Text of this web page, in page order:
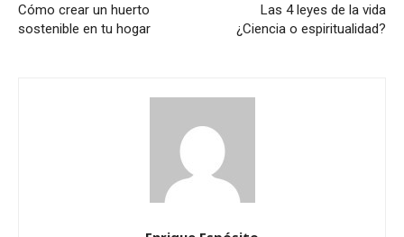
Cómo crear un huerto
sostenible en tu hogar
Las 4 leyes de la vida
¿Ciencia o espiritualidad?